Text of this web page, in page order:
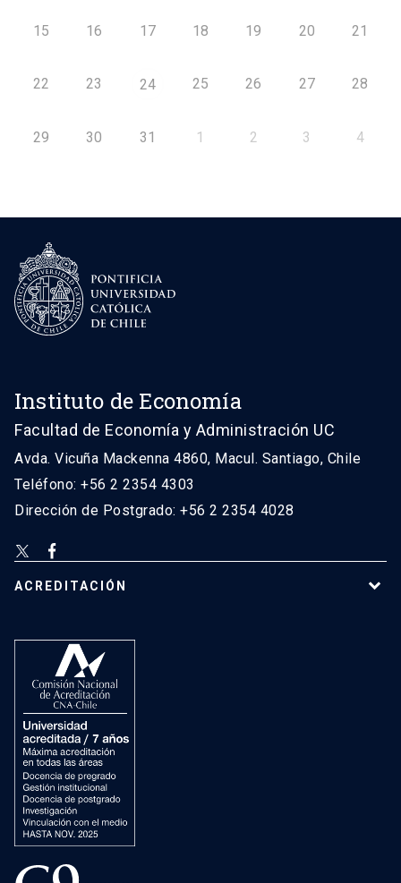
15 16 17 18 19 20 21
22 23 24 25 26 27 28
29 30 31 1 2 3 4
Instituto de Economía
Facultad de Economía y Administración UC
Avda. Vicuña Mackenna 4860, Macul. Santiago, Chile
Teléfono: +56 2 2354 4303
Dirección de Postgrado: +56 2 2354 4028
ACREDITACIÓN